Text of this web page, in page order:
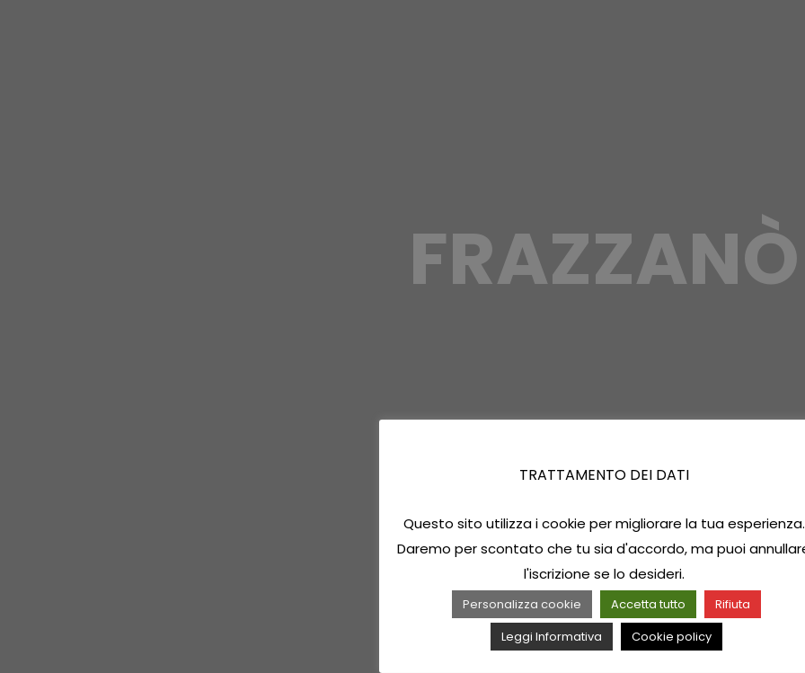
FRAZZANÒ
TRATTAMENTO DEI DATI
Questo sito utilizza i cookie per migliorare la tua esperienza.
Daremo per scontato che tu sia d'accordo, ma puoi
l'iscrizione se lo desideri.
Personalizza cookie Accetta tutto
Rifiuta
Leggi Informativa
Cookie policy